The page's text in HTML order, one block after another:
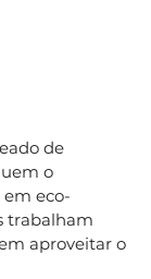
de
o
eco-
trabalham
aproveitar o